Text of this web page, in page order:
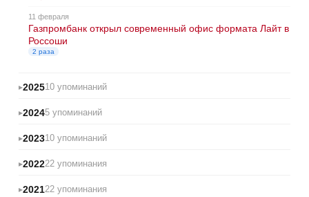
11 февраля
Газпромбанк открыл современный офис формата Лайт в
Россоши
2 раза
202510 упоминаний
20245 упоминаний
202310 упоминаний
202222 упоминания
202122 упоминания